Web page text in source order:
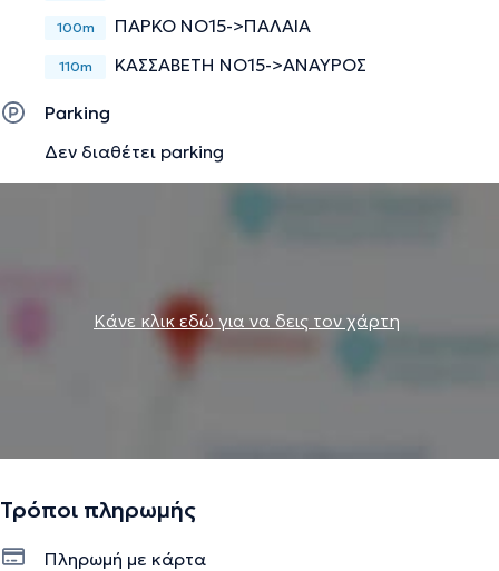
100m ΠΑΡΚΟ NΟ15->ΠΑΛΑΙΑ
110m ΚΑΣΣΑΒΕΤΗ NΟ15->ΑΝΑΥΡΟΣ
Parking
Δεν διαθέτει parking
Κάνε κλικ εδώ για να δεις τον χάρτη
Τρόποι πληρωμής
Πληρωμή με κάρτα